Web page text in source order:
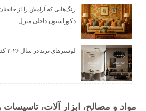
دکوراسیون داخلی منزل
لوسترهای ترند در سال ۲۰۲۶ کدامند؟
مواد و مصالح، ابزار آلات،